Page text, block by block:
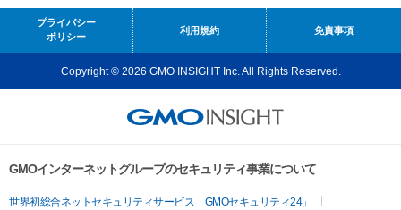
プライバシー
ポリシー
利用規約 免責事項
Copyright © 2026 GMO INSIGHT Inc. All Rights Reserved.
GMOインターネットグループのセキュリティ事業について
世界初総合ネットセキュリティサービス「GMOセキュリティ24」